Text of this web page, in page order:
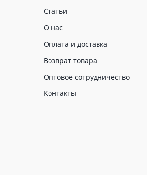
Статьи
О нас
Оплата и доставка
Возврат товара
Оптовое сотрудничество
Контакты